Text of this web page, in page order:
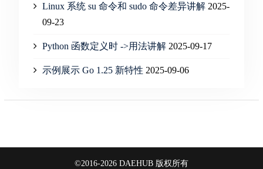
Linux 系统 su 命令和 sudo 命令差异讲解 2025-
09-23
Python 函数定义时 ->用法讲解 2025-09-17
示例展示 Go 1.25 新特性 2025-09-06
©2016-2026 DAEHUB 版权所有